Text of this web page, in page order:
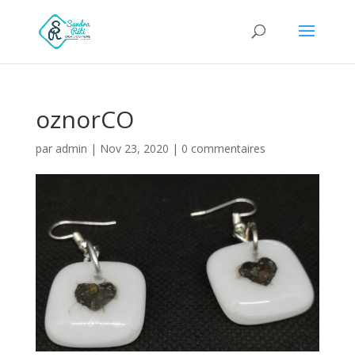
oznorCO
par admin | Nov 23, 2020 | 0 commentaires